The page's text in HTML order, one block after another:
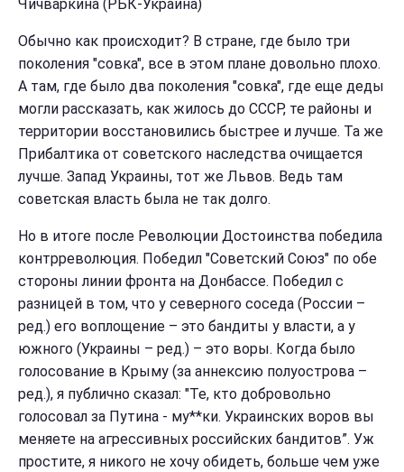
Чичваркина (РБК-Украина)
Обычно как происходит? В стране, где было три
поколения "совка", все в этом плане довольно плохо.
А там, где было два поколения "совка", где еще деды
могли рассказать, как жилось до СССР, те районы и
территории восстановились быстрее и лучше. Та же
Прибалтика от советского наследства очищается
лучше. Запад Украины, тот же Львов. Ведь там
советская власть была не так долго.
Но в итоге после Революции Достоинства победила
контрреволюция. Победил "Советский Союз" по обе
стороны линии фронта на Донбассе. Победил с
разницей в том, что у северного соседа (России –
ред.) его воплощение – это бандиты у власти, а у
южного (Украины – ред.) – это воры. Когда было
голосование в Крыму (за аннексию полуострова –
ред.), я публично сказал: "Те, кто добровольно
голосовал за Путина - му**ки. Украинских воров вы
меняете на агрессивных российских бандитов”. Уж
простите, я никого не хочу обидеть, больше чем уже